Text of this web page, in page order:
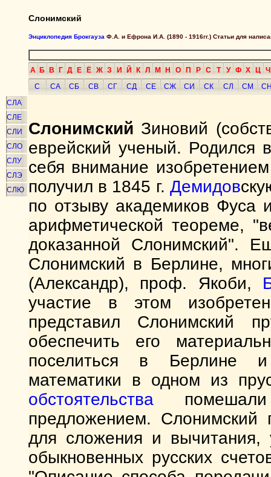
Слонимский
Энциклопедия Брокгауза Ф.А. и Ефрона И.А. (1890 - 1916гг.) Статьи для
А Б В Г Д Е Ё Ж З И Й К Л М Н О П Р С Т У Ф Х Ц Ч
С
СА СБ СВ СГ СД СЕ СЖ СИ СК СЛ СМ
СЛА
СЛЕ
СЛИ
СЛО
СЛУ
СЛЭ
СЛЮ
Слонимский Зиновий
еврейский ученый. Родился
себя внимание
получил в 1845 г. Демидов
по отзыву академиков Фуса
арифметической теореме,
доказанной Слонимский".
Слонимский в Берлине,
(Александр), проф. Якоби,
участие в этом
представил Слонимский
обеспечить его
поселиться в Берлине и
математики в одном из
обстоятельства помешали
предложением. Слонимский
для сложения и вычитания,
обыкновенных русских